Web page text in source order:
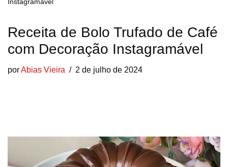
Receita de Bolo Trufado de Café
com Decoração Instagramável
porAbias Vieira 2 de julho de 2024